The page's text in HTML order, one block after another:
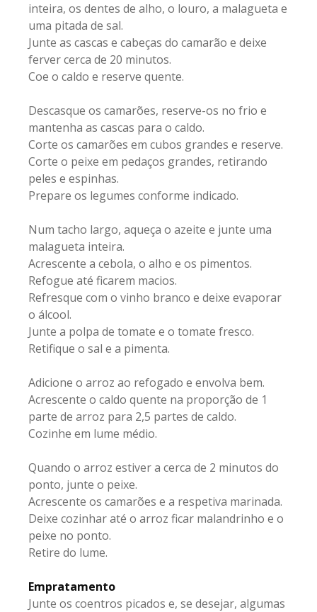
inteira, os dentes de alho, o louro, a malagueta e
uma pitada de sal.
Junte as cascas e cabeças do camarão e deixe
ferver cerca de 20 minutos.
Coe o caldo e reserve quente.
Descasque os camarões, reserve-os no frio e
mantenha as cascas para o caldo.
Corte os camarões em cubos grandes e reserve.
Corte o peixe em pedaços grandes, retirando
peles e espinhas.
Prepare os legumes conforme indicado.
Num tacho largo, aqueça o azeite e junte uma
malagueta inteira.
Acrescente a cebola, o alho e os pimentos.
Refogue até ficarem macios.
Refresque com o vinho branco e deixe evaporar
o álcool.
Junte a polpa de tomate e o tomate fresco.
Retifique o sal e a pimenta.
Adicione o arroz ao refogado e envolva bem.
Acrescente o caldo quente na proporção de 1
parte de arroz para 2,5 partes de caldo.
Cozinhe em lume médio.
Quando o arroz estiver a cerca de 2 minutos do
ponto, junte o peixe.
Acrescente os camarões e a respetiva marinada.
Deixe cozinhar até o arroz ficar malandrinho e o
peixe no ponto.
Retire do lume.
Empratamento
Junte os coentros picados e, se desejar, algumas